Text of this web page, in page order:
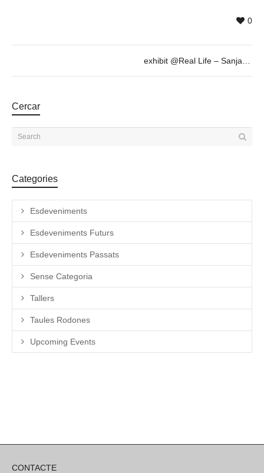
0
Cercar
Categories
Esdeveniments
Esdeveniments Futurs
Esdeveniments Passats
Sense Categoria
Tallers
Taules Rodones
Upcoming Events
CONTACTE